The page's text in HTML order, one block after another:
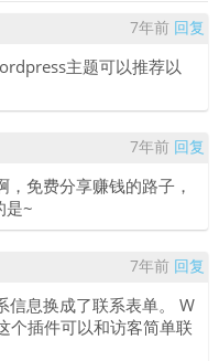
7年前 回复
主题可以推荐以
7年前 回复
免费分享赚钱的路子，
是~
7年前 回复
信息换成了联系表单。 W
个插件可以和访客简单联